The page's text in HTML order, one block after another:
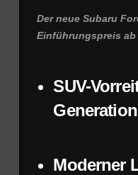
Der neue Subaru
Einführungspreis ab
SUV-
Generation
Moderner